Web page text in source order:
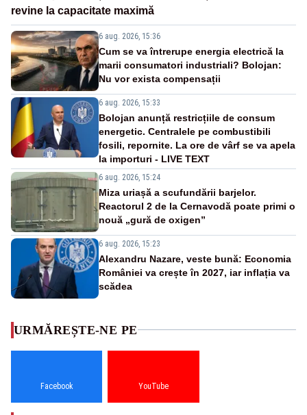
revine la capacitate maximă
6 aug. 2026, 15:36
Cum se va întrerupe energia electrică la
marii consumatori industriali? Bolojan:
Nu vor exista compensații
6 aug. 2026, 15:33
Bolojan anunță restricțiile de consum
energetic. Centralele pe combustibili
fosili, repornite. La ore de vârf se va apela
la importuri - LIVE TEXT
6 aug. 2026, 15:24
Miza uriașă a scufundării barjelor.
Reactorul 2 de la Cernavodă poate primi o
nouă „gură de oxigen”
6 aug. 2026, 15:23
Alexandru Nazare, veste bună: Economia
României va crește în 2027, iar inflația va
scădea
URMĂREȘTE-NE PE
Facebook YouTube